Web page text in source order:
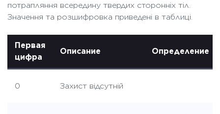
потрапляння всередину твердих сторонніх тіл.
Значення та розшифровка приведені в таблиці.
Первая
цифра
Описание Определение
0 Захист відсутній